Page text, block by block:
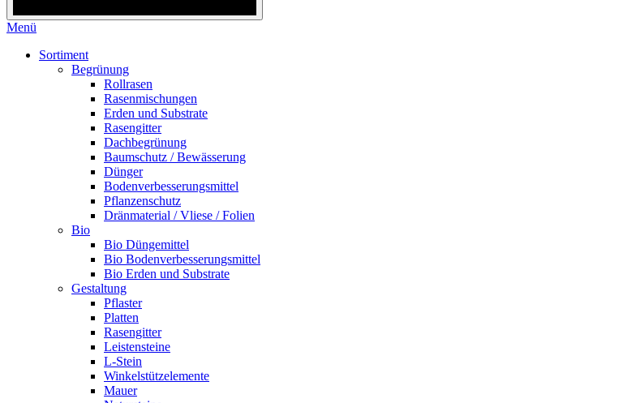
Menü
Sortiment
Begrünung
Rollrasen
Rasenmischungen
Erden und Substrate
Rasengitter
Dachbegrünung
Baumschutz / Bewässerung
Dünger
Bodenverbesserungsmittel
Pflanzenschutz
Dränmaterial / Vliese / Folien
Bio
Bio Düngemittel
Bio Bodenverbesserungsmittel
Bio Erden und Substrate
Gestaltung
Pflaster
Platten
Rasengitter
Leistensteine
L-Stein
Winkelstützelemente
Mauer